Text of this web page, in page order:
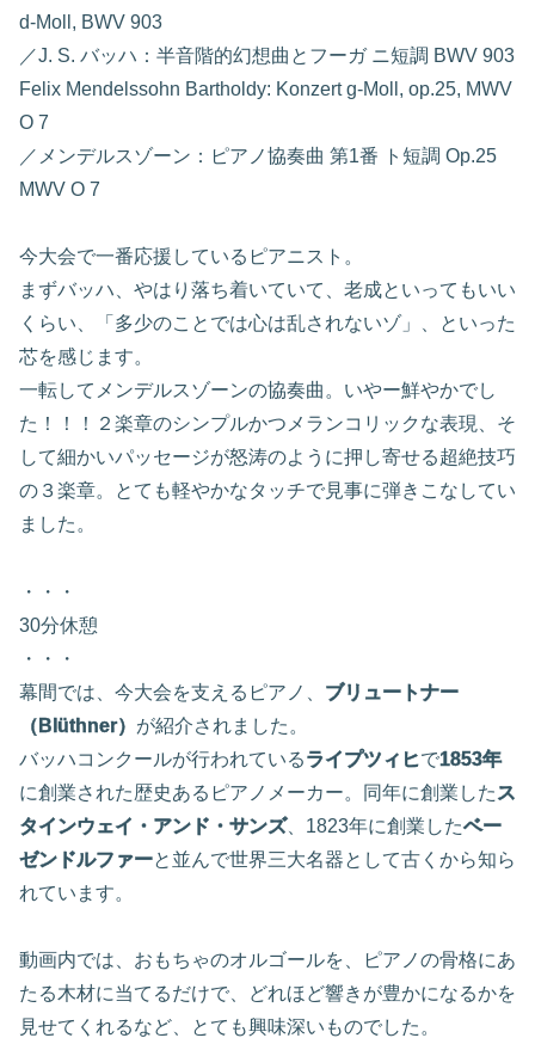
d-Moll, BWV 903
／J. S. バッハ：半音階的幻想曲とフーガ ニ短調 BWV 903
Felix Mendelssohn Bartholdy: Konzert g-Moll, op.25, MWV
O 7
／メンデルスゾーン：ピアノ協奏曲 第1番 ト短調 Op.25
MWV O 7
今大会で一番応援しているピアニスト。
まずバッハ、やはり落ち着いていて、老成といってもいい
くらい、「多少のことでは心は乱されないゾ」、といった
芯を感じます。
一転してメンデルスゾーンの協奏曲。いやー鮮やかでし
た！！！２楽章のシンプルかつメランコリックな表現、そ
して細かいパッセージが怒涛のように押し寄せる超絶技巧
の３楽章。とても軽やかなタッチで見事に弾きこなしてい
ました。
・・・
30分休憩
・・・
幕間では、今大会を支えるピアノ、 ブリュートナー
（Blüthner） が紹介されました。
バッハコンクールが行われているライプツィヒで1853年
に創業された歴史あるピアノメーカー。同年に創業したス
タインウェイ・アンド・サンズ、1823年に創業したベー
ゼンドルファーと並んで世界三大名器として古くから知ら
れています。
動画内では、おもちゃのオルゴールを、ピアノの骨格にあ
たる木材に当てるだけで、どれほど響きが豊かになるかを
見せてくれるなど、とても興味深いものでした。